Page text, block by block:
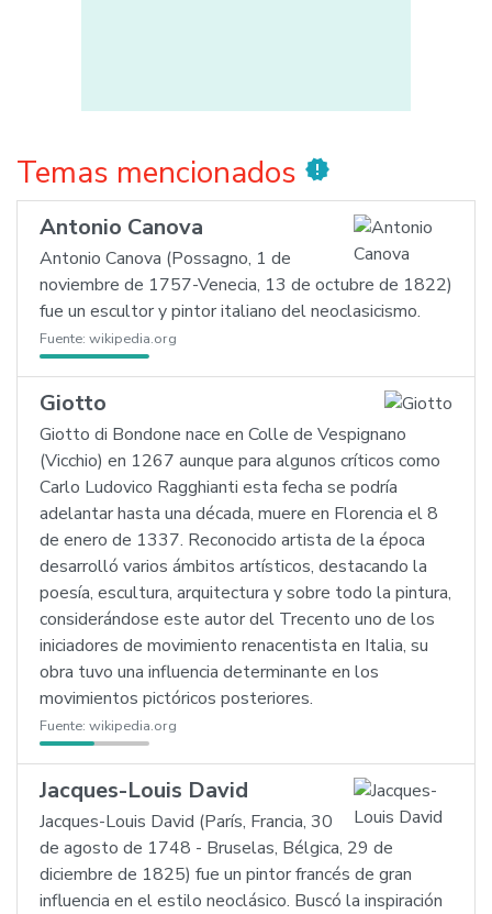
Temas mencionados new_releases
Antonio Canova
Antonio Canova (Possagno, 1 de
noviembre de 1757-Venecia, 13 de octubre de 1822)
fue un escultor y pintor italiano del neoclasicismo.
Fuente: wikipedia.org
Giotto
Giotto di Bondone nace en Colle de Vespignano
(Vicchio) en 1267 aunque para algunos críticos como
Carlo Ludovico Ragghianti esta fecha se podría
adelantar hasta una década, muere en Florencia el 8
de enero de 1337. Reconocido artista de la época
desarrolló varios ámbitos artísticos, destacando la
poesía, escultura, arquitectura y sobre todo la pintura,
considerándose este autor del Trecento uno de los
iniciadores de movimiento renacentista en Italia, su
obra tuvo una influencia determinante en los
movimientos pictóricos posteriores.
Fuente: wikipedia.org
Jacques-Louis David
Jacques-Louis David (París, Francia, 30
de agosto de 1748 - Bruselas, Bélgica, 29 de
diciembre de 1825) fue un pintor francés de gran
influencia en el estilo neoclásico. Buscó la inspiración